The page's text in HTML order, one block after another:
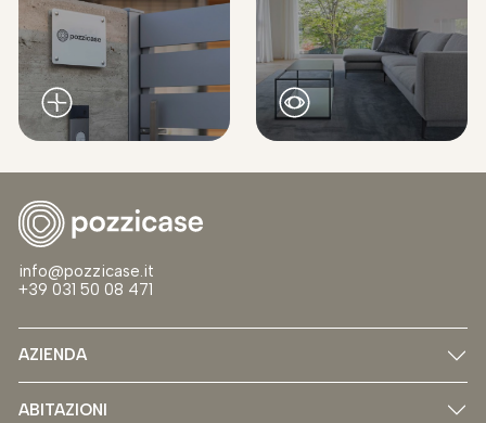
info@pozzicase.it
+39 031 50 08 471
AZIENDA
ABITAZIONI